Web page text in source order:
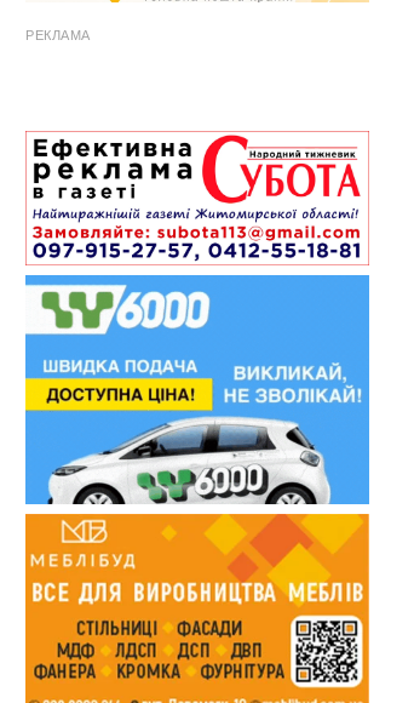
РЕКЛАМА